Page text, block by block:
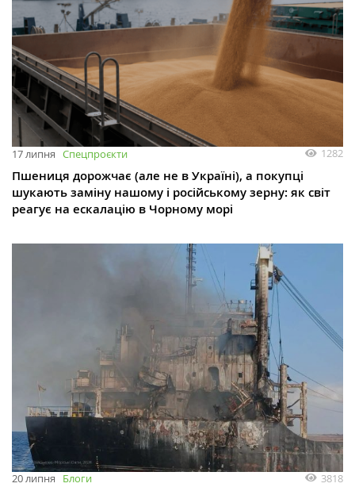
17 липня Спецпроєкти 1282
Пшениця дорожчає (але не в Україні), а покупці
шукають заміну нашому і російському зерну: як світ
реагує на ескалацію в Чорному морі
20 липня Блоги 3818